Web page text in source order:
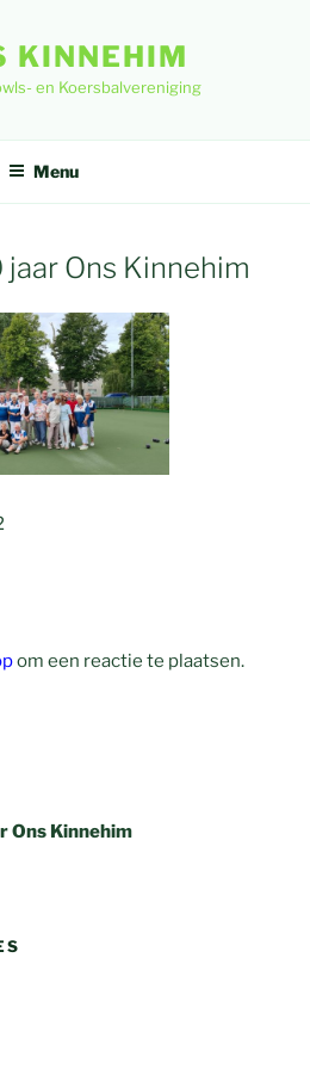
KINNEHIM
en Koersbalvereniging
Menu
Ons Kinnehim
om een reactie te plaatsen.
Ons Kinnehim